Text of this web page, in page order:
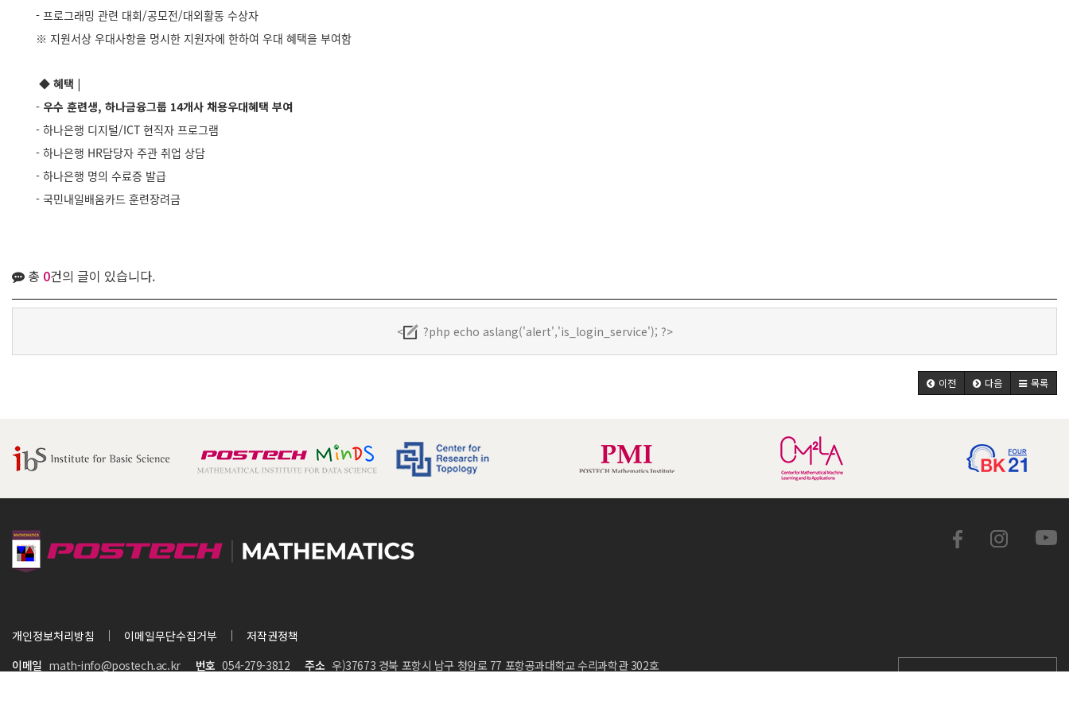
- 프로그래밍 관련 대회/공모전/대외활동 수상자
※ 지원서상 우대사항을 명시한 지원자에 한하여 우대 혜택을 부여함
◆ 혜택 |
- 우수 훈련생, 하나금융그룹 14개사 채용우대혜택 부여
- 하나은행 디지털/ICT 현직자 프로그램
- 하나은행 HR담당자 주관 취업 상담
- 하나은행 명의 수료증 발급
- 국민내일배움카드 훈련장려금
총 0건의 글이 있습니다.
< ?php echo aslang('alert','is_login_service'); ?>
이전 다음 목록
개인정보처리방침 이메일무단수집거부
저작권정책
이메일 math-info@postech.ac.kr 번호 054-279-3812 주소 우)37673 경북 포항시 남구 청암로 77 포항공과대학교 수리과학관 302호